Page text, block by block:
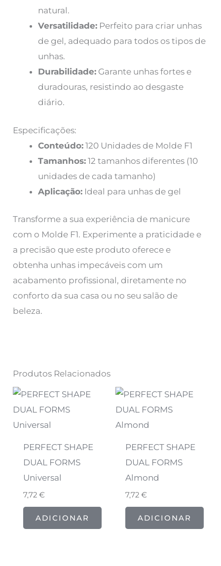
natural.
Versatilidade: Perfeito para criar unhas
de gel, adequado para todos os tipos de
unhas.
Durabilidade: Garante unhas fortes e
duradouras, resistindo ao desgaste
diário.
Especificações:
Conteúdo: 120 Unidades de Molde F1
Tamanhos: 12 tamanhos diferentes (10
unidades de cada tamanho)
Aplicação: Ideal para unhas de gel
Transforme a sua experiência de manicure
com o Molde F1. Experimente a praticidade e
a precisão que este produto oferece e
obtenha unhas impecáveis com um
acabamento profissional, diretamente no
conforto da sua casa ou no seu salão de
beleza.
Produtos Relacionados
PERFECT SHAPE
DUAL FORMS
Universal
7,72 €
ADICIONAR
PERFECT SHAPE
DUAL FORMS
Almond
7,72€
ADICIONAR